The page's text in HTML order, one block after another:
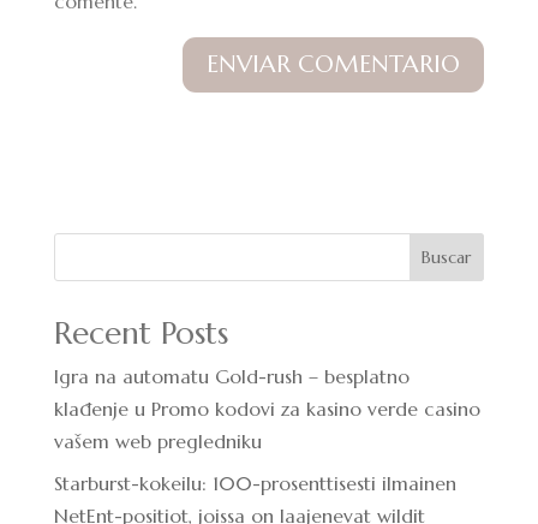
Buscar
Recent Posts
Igra na automatu Gold-rush – besplatno
klađenje u Promo kodovi za kasino verde casino
vašem web pregledniku
Starburst-kokeilu: 100-prosenttisesti ilmainen
NetEnt-positiot, joissa on laajenevat wildit